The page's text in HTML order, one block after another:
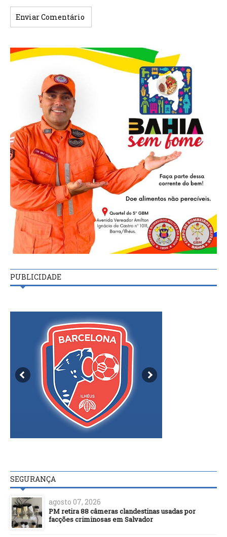
PUBLICIDADE
SEGURANÇA
agosto 07, 2026
PM retira 88 câmeras clandestinas usadas por
facções criminosas em Salvador